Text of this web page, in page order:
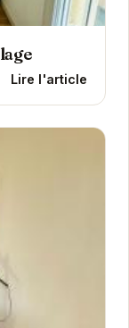
Lire l'article